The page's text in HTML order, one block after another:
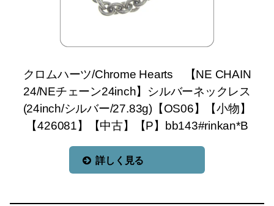
クロムハーツ/Chrome Hearts 【NE CHAIN
24/NEチェーン24inch】シルバーネックレス
(24inch/シルバー/27.83g)【OS06】【小物】
【426081】【中古】【P】bb143#rinkan*B
詳しく見る